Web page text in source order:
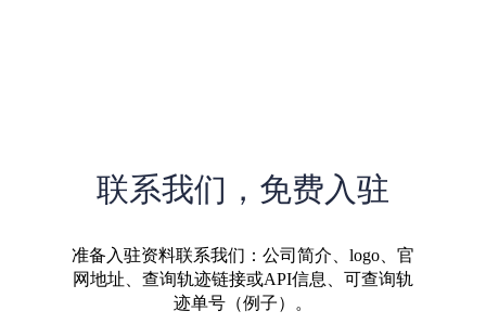
联系我们，免费入驻
准备入驻资料联系我们：公司简介、logo、官
网地址、查询轨迹链接或API信息、可查询轨
迹单号（例子）。